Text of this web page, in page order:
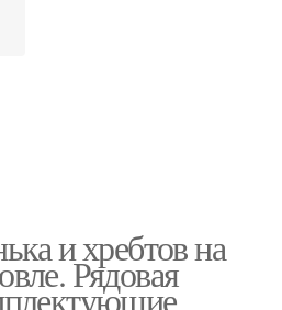
и хребтов на
Рядовая